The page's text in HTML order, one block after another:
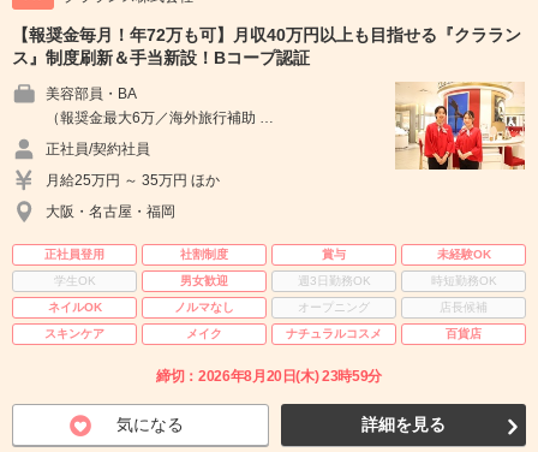
【報奨金毎月！年72万も可】月収40万円以上も目指せる『クララン
ス』制度刷新＆手当新設！Bコープ認証
美容部員・BA
（報奨金最大6万／海外旅行補助 …
正社員/契約社員
月給25万円 ～ 35万円 ほか
大阪・名古屋・福岡
正社員登用 社割制度 賞与
未経験OK
学生OK
男女歓迎 週3日勤務OK
時短勤務OK
ネイルOK
ノルマなし オープニング
店長候補
スキンケア
メイク ナチュラルコスメ 百貨店
締切：2026年8月20日(木) 23時59分
気になる 詳細を見る